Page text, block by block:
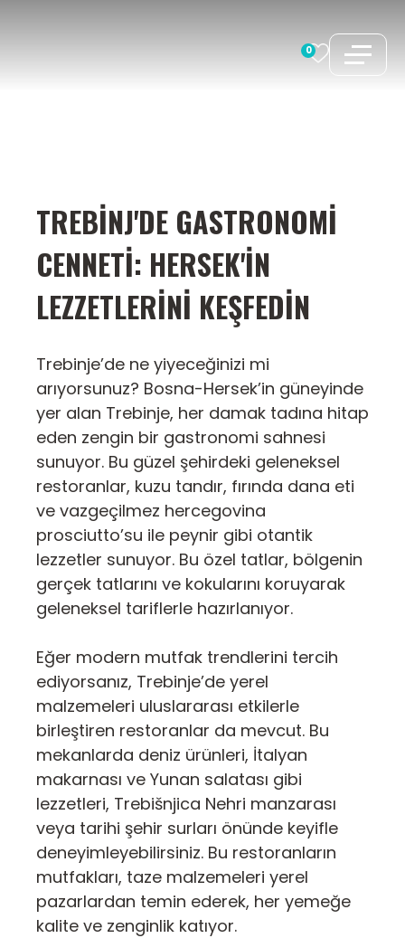
0
TREBINJ'DE GASTRONOMI
CENNETI: HERSEK'IN
LEZZETLERINI KEŞFEDIN
Trebinje’de ne yiyeceğinizi mi
arıyorsunuz? Bosna-Hersek’in güneyinde
yer alan Trebinje, her damak tadına hitap
eden zengin bir gastronomi sahnesi
sunuyor. Bu güzel şehirdeki geleneksel
restoranlar, kuzu tandır, fırında dana eti
ve vazgeçilmez hercegovina
prosciutto’su ile peynir gibi otantik
lezzetler sunuyor. Bu özel tatlar, bölgenin
gerçek tatlarını ve kokularını koruyarak
geleneksel tariflerle hazırlanıyor.
Eğer modern mutfak trendlerini tercih
ediyorsanız, Trebinje’de yerel
malzemeleri uluslararası etkilerle
birleştiren restoranlar da mevcut. Bu
mekanlarda deniz ürünleri, İtalyan
makarnası ve Yunan salatası gibi
lezzetleri, Trebišnjica Nehri manzarası
veya tarihi şehir surları önünde keyifle
deneyimleyebilirsiniz. Bu restoranların
mutfakları, taze malzemeleri yerel
pazarlardan temin ederek, her yemeğe
kalite ve zenginlik katıyor.